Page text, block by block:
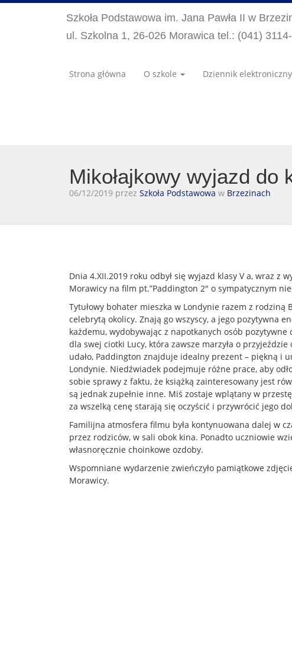
Szkoła Podstawowa im. Jana Pawła II w
ul. Szkolna 1, 26-026 Morawica tel.: (041)
Strona główna O szkole Dziennik elektroniczny
Mikołajkowy wyjazd do
06/12/2019 przez Szkoła Podstawowa w Brzezinach
Dnia 4.XII.2019 roku odbył się wyjazd klasy V a, wraz z
Morawicy na film pt.”Paddington 2″ o sympatycznym
Tytułowy bohater mieszka w Londynie razem z rodziną
celebrytą okolicy. Znają go wszyscy, a jego pozytywna
każdemu, wydobywając z napotkanych osób pozytywne
dla swej ciotki Lucy, która zawsze marzyła o
udało, Paddington znajduje idealny prezent – piękną i
Londynie. Niedźwiadek podejmuje różne prace, aby
sobie sprawy z faktu, że książką zainteresowany jest
są jednak zupełnie inne. Miś zostaje wplątany w
za wszelką cenę starają się oczyścić i przywrócić jego
Familijna atmosfera filmu była kontynuowana dalej w
przez rodziców, w sali obok kina. Ponadto uczniowie
własnoręcznie choinkowe ozdoby.
Wspomniane wydarzenie zwieńczyło pamiątkowe
Morawicy.